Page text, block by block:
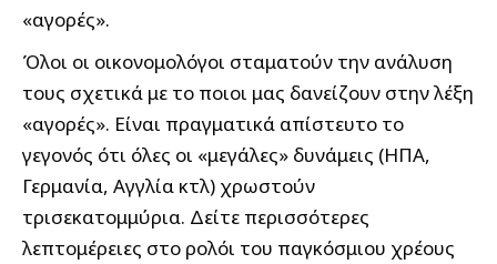
«αγορές».
Όλοι οι οικονομολόγοι σταματούν την ανάλυση
τους σχετικά με το ποιοι μας δανείζουν στην λέξη
«αγορές». Είναι πραγματικά απίστευτο το
γεγονός ότι όλες οι «μεγάλες» δυνάμεις (ΗΠΑ,
Γερμανία, Αγγλία κτλ) χρωστούν
τρισεκατομμύρια. Δείτε περισσότερες
λεπτομέρειες στο ρολόι του παγκόσμιου χρέους